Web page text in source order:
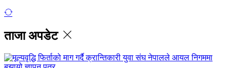
ताजा अपडेट